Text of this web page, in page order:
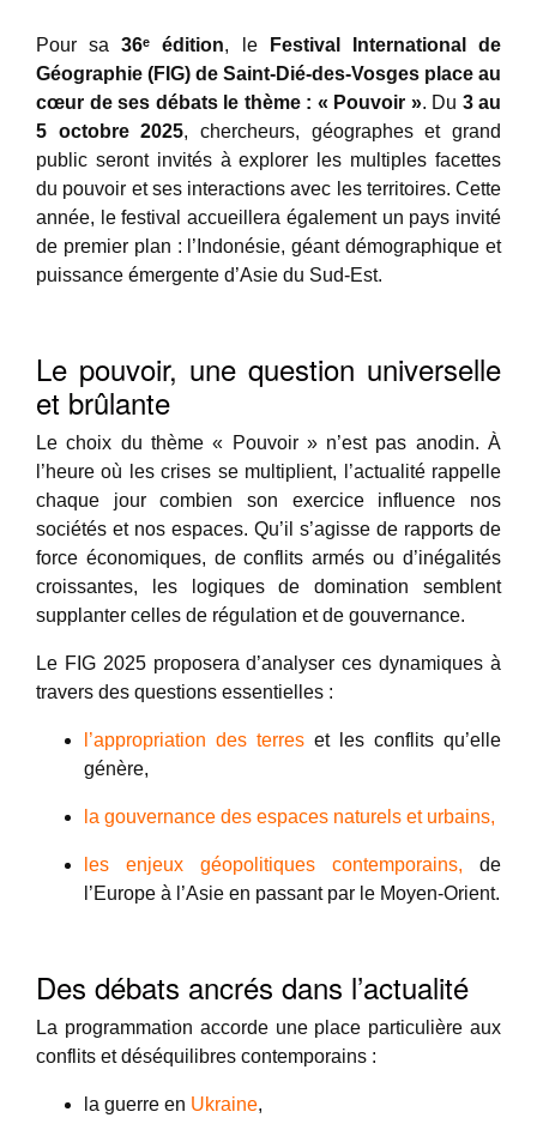
Pour sa36ᵉ édition, le
Festival International de
Géographie (FIG) de Saint-Dié-des-Vosges place au
cœur de ses débats le thème : « Pouvoir ». Du 3 au
5 octobre 2025, chercheurs, géographes et grand
public seront invités à explorer les multiples facettes
du pouvoir et ses interactions avec les territoires. Cette
année, le festival accueillera également un pays invité
de premier plan : l’Indonésie, géant démographique et
puissance émergente d’Asie du Sud-Est.
Le pouvoir, une question universelle
et brûlante
Le choix du thème « Pouvoir » n’est pas anodin. À
l’heure où les crises se multiplient, l’actualité rappelle
chaque jour combien son exercice influence nos
sociétés et nos espaces. Qu’il s’agisse de rapports de
force économiques, de conflits armés ou d’inégalités
croissantes, les logiques de domination semblent
supplanter celles de régulation et de gouvernance.
Le FIG 2025 proposera d’analyser ces dynamiques à
travers des questions essentielles :
l’appropriation des terres et les conflits qu’elle
génère,
la gouvernance des espaces naturels et urbains,
les enjeux géopolitiques contemporains, de
l’Europe à l’Asie en passant par le Moyen-Orient.
Des débats ancrés dans l’actualité
La programmation accorde une place particulière aux
conflits et déséquilibres contemporains :
la guerre en Ukraine,